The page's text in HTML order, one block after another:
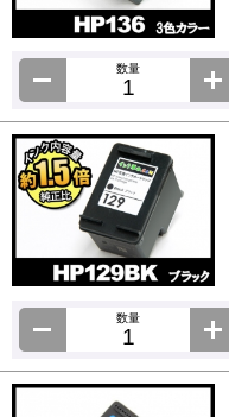
数量
数量